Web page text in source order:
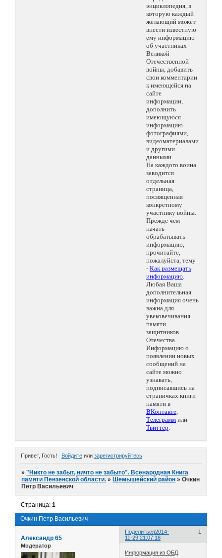
энциклопедия, в
которую каждый
желающий может
внести известную
ему информацию
об участниках
Великой
Отечественной
войны, добавить
свои комментарии
к имеющейся на
сайте
информации,
дополнить
имеющуюся
информацию
фотографиями,
видеоматериалами
и другими
данными.
На каждого воина
заводится
отдельная
страница,
посвященная
конкретному
участнику войны.
Прежде чем
начать
обрабатывать
информацию,
прочитайте,
пожалуйста, тему
- Как размещать
информацию.
Любая Ваша
дополнительная
информация очень
важна для
увековечивания
памяти
защитников
Отечества.
Информацию о
появлении новых
сообщений на
сайте можно
узнавать,
подписавшись на
страничках книги
памяти в
ВКонтакте,
Телеграмм или
Твиттер.
Привет, Гость! Войдитеили зарегистрируйтесь.
»"Никто не забыт, ничто не забыто". Всенародная Книга
памяти Пензенской области. » Шемышейский район »Очкин
Петр Васильевич
Очкин Петр Васильевич
Страница:1
Поделиться 1
2014-
11-29 21:07:18
Александр 65
Модератор
Информация из ОБД